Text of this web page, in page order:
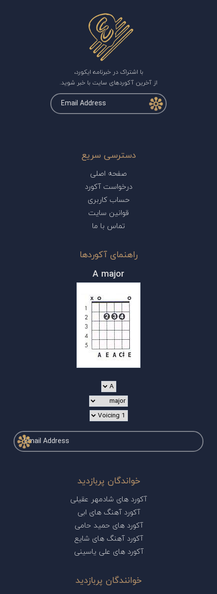
با اشتراک در خبرنامه ایکورد،
از آخرین آکوردهای سایت با خبر شوید.
دسترسی سریع
صفحه اصلی
درخواست آکورد
حساب کاربری
قوانین سایت
تماس با ما
راهنمای آکوردها
A major
خواندگان پربازدید
آکورد های شادمهر عقیلی
آکورد آهنگ های ابی
آکورد های حمید حامی
آکورد آهنگ های شایع
آکورد های علی یاسینی
خوانندگان پربازدید